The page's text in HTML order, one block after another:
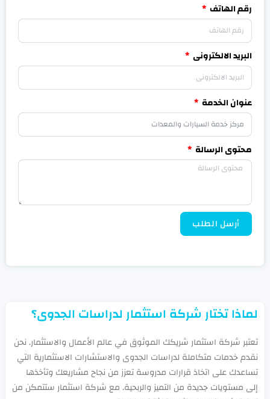
رقم الهاتف
البريد الالكترونى
عنوان الخدمة
محتوى الرسالة
أرسل الطلب
لماذا تختار شركة استثمار لدراسات الجدوى؟
تعتبر شركة استثمار شريكك الموثوق في عالم الأعمال والاستثمار. نحن
نقدم خدمات متكاملة لدراسات الجدوى والاستشارات الاستثمارية التي
تساعدك على اتخاذ قرارات مدروسة تعزز من نجاح مشاريعك وتأخذها
إلى مستويات جديدة من التميز والربحية. مع شركة استثمار ستتمكن من